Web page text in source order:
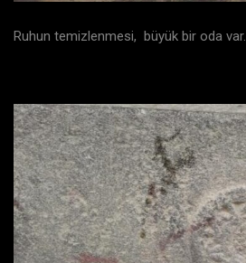
Ruhun temizlenmesi, büyük bir oda var.